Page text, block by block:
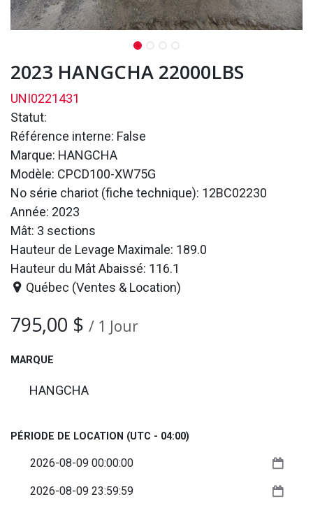
2023 HANGCHA 22000LBS
UNI0221431
Statut:
Référence interne: False
Marque: HANGCHA
Modèle: CPCD100-XW75G
No série chariot (fiche technique): 12BC02230
Année: 2023
Mât: 3 sections
Hauteur de Levage Maximale: 189.0
Hauteur du Mât Abaissé: 116.1
Québec (Ventes & Location)
795,00 $ / 1 Jour
MARQUE
HANGCHA
PÉRIODE DE LOCATION (UTC - 04:00)